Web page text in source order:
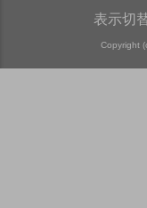
表示切
Copyright